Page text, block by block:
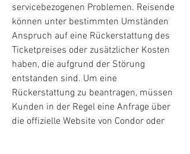
servicebezogenen Problemen. Reisende
können unter bestimmten Umständen
Anspruch auf eine Rückerstattung des
Ticketpreises oder zusätzlicher Kosten
haben, die aufgrund der Störung
entstanden sind. Um eine
Rückerstattung zu beantragen, müssen
Kunden in der Regel eine Anfrage über
die offizielle Website von Condor oder